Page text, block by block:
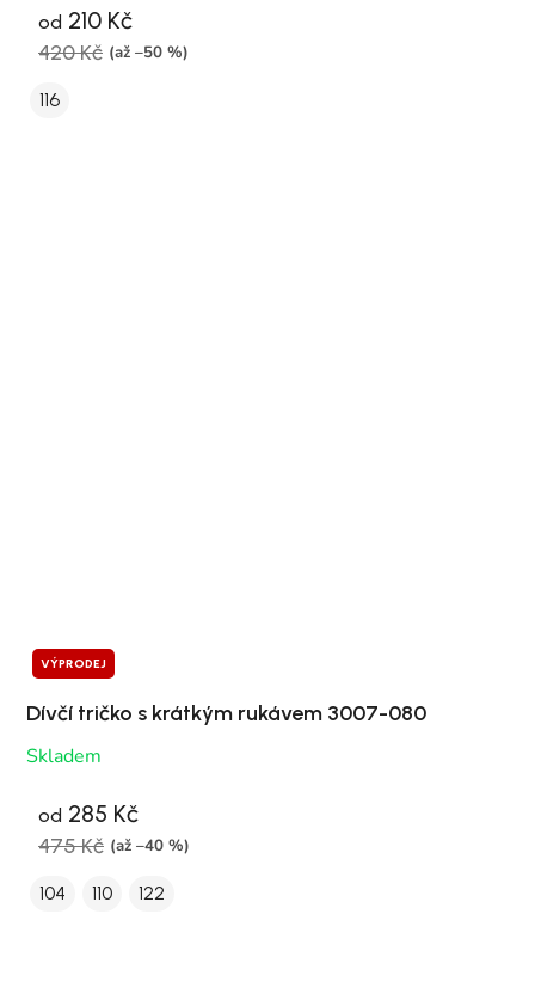
od 210 Kč
420 Kč (až –50 %)
116
VÝPRODEJ
Dívčí tričko s krátkým rukávem 3007-080
Skladem
od 285 Kč
475 Kč (až –40 %)
104 110 122